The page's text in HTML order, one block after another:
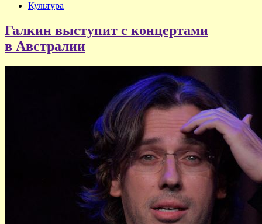
Культура
Галкин выступит с концертами
в Австралии